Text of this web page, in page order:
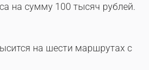
на сумму 100 тысяч рублей.
на шести маршрутах с